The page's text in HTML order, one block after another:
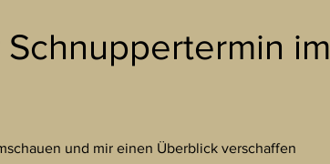
im
und mir einen Überblick verschaffen